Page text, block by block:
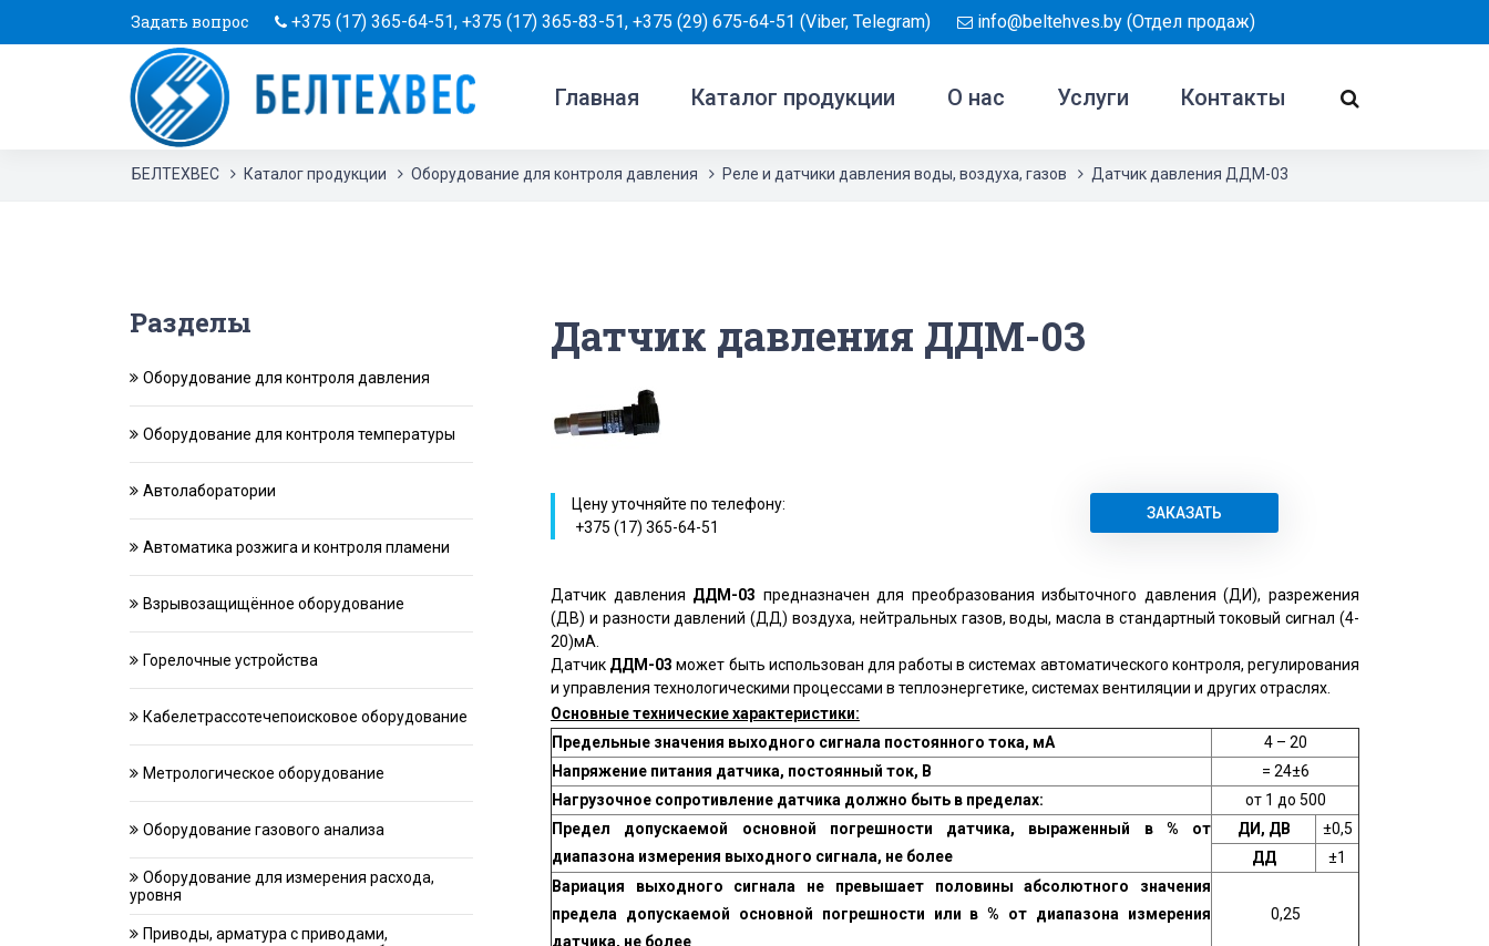
Задать вопрос +375 (17) 365-64-51, +375 (17) 365-83-51, +375 (29) 675-64-51 (Viber, Telegram) info@beltehves.by (Отдел продаж)
Главная Каталог продукции О нас Услуги Контакты
БЕЛТЕХВЕС Каталог продукции Оборудование для контроля давления Реле и датчики давления воды, воздуха, газов Датчик давления ДДМ-03
Разделы
Оборудование для контроля давления
Оборудование для контроля температуры
Автолаборатории
Автоматика розжига и контроля пламени
Взрывозащищённое оборудование
Горелочные устройства
Кабелетрассотечепоисковое оборудование
Метрологическое оборудование
Оборудование газового анализа
Оборудование для измерения расхода,
уровня
Приводы, арматура с приводами,
Датчик давления ДДМ-03
Цену уточняйте по телефону:
+375 (17) 365-64-51
ЗАКАЗАТЬ
Датчик давления ДДМ-03 предназначен для преобразования избыточного давления (ДИ), разрежения
(ДВ) и разности давлений (ДД) воздуха, нейтральных газов, воды, масла в стандартный токовый сигнал (4-
20)мА.
Датчик ДДМ-03может быть использован для работы в системах автоматического контроля, регулирования
и управления технологическими процессами в теплоэнергетике, системах вентиляции и других отраслях.
Основные технические характеристики:
Предельные значения выходного сигнала постоянного тока, мА
4 – 20
Напряжение питания датчика, постоянный ток, В
= 24±6
Нагрузочное сопротивление датчика должно быть в пределах:
от 1 до 500
Предел допускаемой основной погрешности датчика, выраженный в % от
диапазона измерения выходного сигнала, не более
ДИ, ДВ
±0,5
ДД
±1
Вариация выходного сигнала не превышает половины абсолютного значения
предела допускаемой основной погрешности или в % от диапазона измерения
датчика, не более
0,25